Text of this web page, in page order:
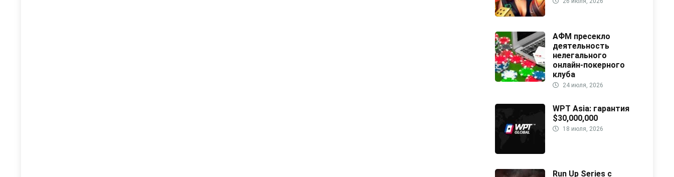
АФМ пресекло
деятельность
нелегального
онлайн-покерного
клуба
24 июля, 2026
WPT Asia: гарантия
$30,000,000
18 июля, 2026
Run Up Series с